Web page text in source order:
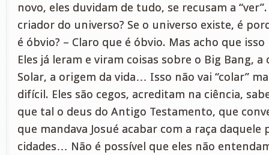
novo, eles duvidam de tudo, se recusam a
criador do universo? Se o universo existe, é
é óbvio? – Claro que é óbvio. Mas acho que
Eles já leram e viram coisas sobre o Big Bang,
Solar, a origem da vida… Isso não vai “colar”
difícil. Eles são cegos, acreditam na ciência,
que tal o deus do Antigo Testamento, que
que mandava Josué acabar com a raça daquele
cidades… Não é possível que eles não